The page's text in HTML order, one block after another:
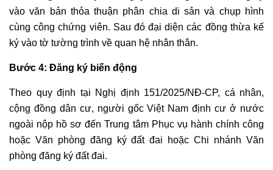
nhân
Luật
sư
sự
Tư
vấn
lập
di
chúc
Dịch
vào văn bản thỏa thuận phân chia di sản và chụp hình
cùng công chứng viên. Sau đó đại diện các đồng thừa kế
ký vào tờ tường trình về quan hệ nhân thân.
Bước 4: Đăng ký biến động
Theo quy định tại Nghị định 151/2025/NĐ-CP, cá nhân,
cộng đồng dân cư, người gốc Việt Nam định cư ở nước
ngoài nộp hồ sơ đến Trung tâm Phục vụ hành chính công
hoặc Văn phòng đăng ký đất đai hoặc Chi nhánh Văn
phòng đăng ký đất đai.